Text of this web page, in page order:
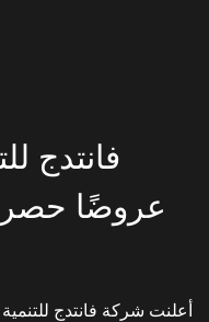
فانتدج
عروضًا
أعلنت شركة فانتدج
2 -5th
Egypt